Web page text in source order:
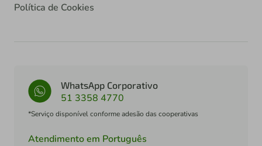
Política de Cookies
WhatsApp Corporativo
51 3358 4770
*Serviço disponível conforme adesão das cooperativas
Atendimento em Português